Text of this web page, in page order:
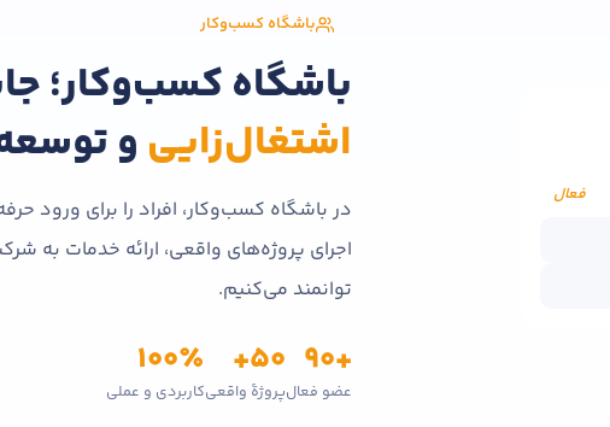
باشگاه کسب‌وکار
باشگاه کسب‌وکار؛
اشتغال‌زایی و
در باشگاه کسب‌وکار، افراد را برای ورود
اجرای پروژه‌های واقعی، ارائه خدمات به
توانمند می‌کنیم.
+۹۰
عضو فعال
۵۰+
پروژهٔ واقعی
۱۰۰٪
کاربردی و عملی
فعال